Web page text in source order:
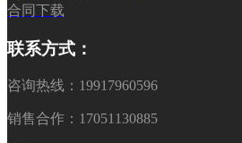
合同下载
联系方式：
咨询热线：19917960596
销售合作：17051130885